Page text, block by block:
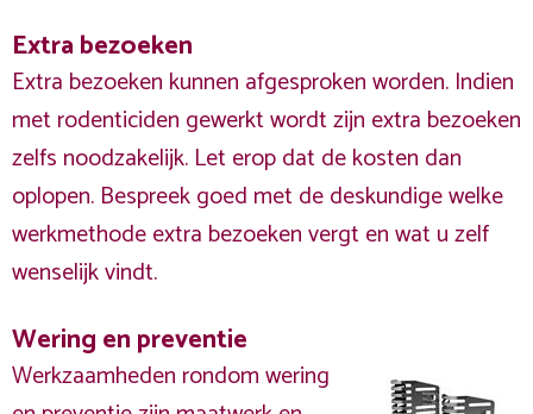
Extra bezoeken
Extra bezoeken kunnen afgesproken worden. Indien
met rodenticiden gewerkt wordt zijn extra bezoeken
zelfs noodzakelijk. Let erop dat de kosten dan
oplopen. Bespreek goed met de deskundige welke
werkmethode extra bezoeken vergt en wat u zelf
wenselijk vindt.
Wering en preventie
Werkzaamheden rondom wering